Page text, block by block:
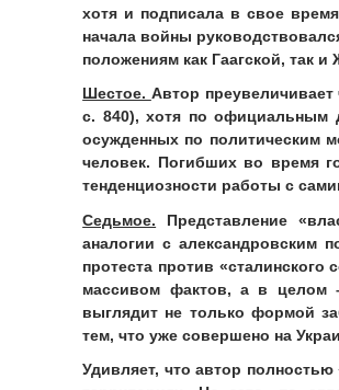
хотя и подписала в свое
начала войны
положениям как Гаагской, так
Шестое. Автор
с. 840), хотя по официальным
осужденных по политическим
человек. Погибших во время
тенденциозности работы с
Седьмое. Представление
аналогии с александровским
протеста против
массивом фактов, а в целом
выглядит не только формой
тем, что уже совершено на
Удивляет, что автор